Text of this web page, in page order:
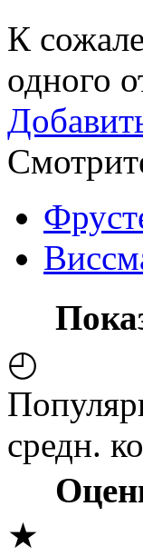
К
одного
◴
средн.
★